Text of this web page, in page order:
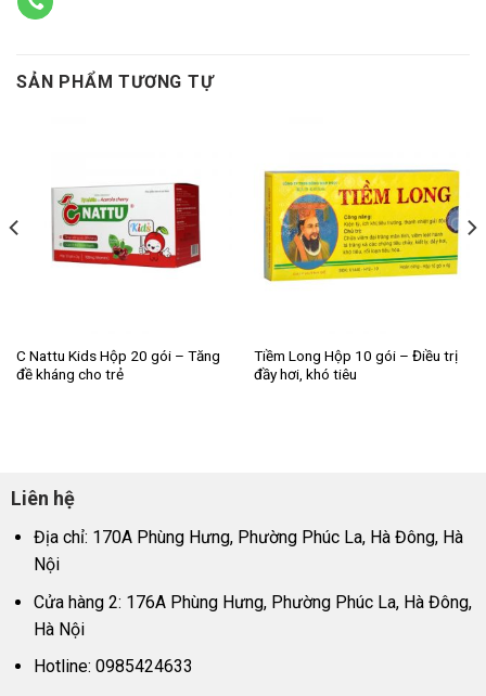
SẢN PHẨM TƯƠNG TỰ
C Nattu Kids Hộp 20 gói – Tăng
đề kháng cho trẻ
Tiềm Long Hộp 10 gói – Điều trị
đầy hơi, khó tiêu
Liên hệ
Địa chỉ: 170A Phùng Hưng, Phường Phúc La, Hà Đông, Hà
Nội
Cửa hàng 2: 176A Phùng Hưng, Phường Phúc La, Hà Đông,
Hà Nội
Hotline: 0985424633